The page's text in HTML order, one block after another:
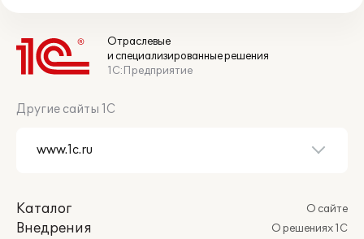
Отраслевые
и специализированные решения
1С:Предприятие
Другие сайты 1С
Каталог
Внедрения
О сайте
О решениях 1С